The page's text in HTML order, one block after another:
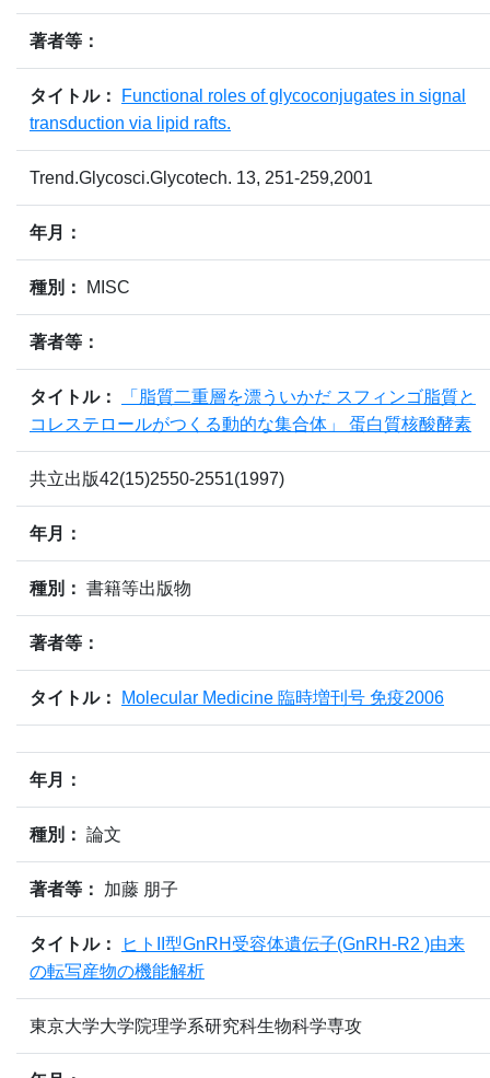
著者等：
タイトル：
Functional roles of glycoconjugates in signal
transduction via lipid rafts.
Trend.Glycosci.Glycotech. 13, 251-259,2001
年月：
種別： MISC
著者等：
タイトル：
「脂質二重層を漂ういかだ スフィンゴ脂質と
コレステロールがつくる動的な集合体」 蛋白質核酸酵素
共立出版42(15)2550-2551(1997)
年月：
種別： 書籍等出版物
著者等：
タイトル： Molecular Medicine 臨時増刊号 免疫2006
年月：
種別： 論文
著者等： 加藤 朋子
タイトル：
ヒトII型GnRH受容体遺伝子(GnRH-R2 )由来
の転写産物の機能解析
東京大学大学院理学系研究科生物科学専攻